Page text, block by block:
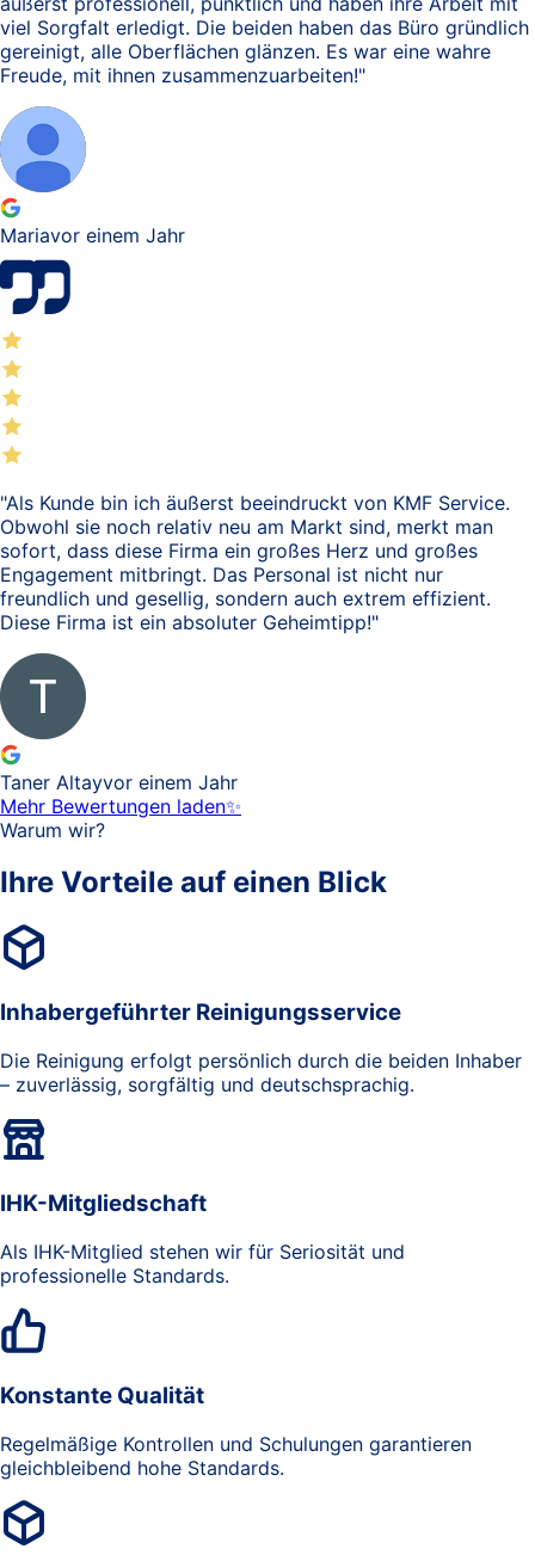
viel Sorgfalt erledigt. Die beiden haben das Büro gründlich
gereinigt, alle Oberflächen glänzen. Es war eine wahre
Freude, mit ihnen zusammenzuarbeiten!"
Mariavor einem Jahr
"Als Kunde bin ich äußerst beeindruckt von KMF Service.
Obwohl sie noch relativ neu am Markt sind, merkt man
sofort, dass diese Firma ein großes Herz und großes
Engagement mitbringt. Das Personal ist nicht nur
freundlich und gesellig, sondern auch extrem effizient.
Diese Firma ist ein absoluter Geheimtipp!"
Taner Altayvor einem Jahr
Mehr Bewertungen laden✨
Warum wir?
Ihre Vorteile auf einen Blick
Inhabergeführter Reinigungsservice
Die Reinigung erfolgt persönlich durch die beiden Inhaber
– zuverlässig, sorgfältig und deutschsprachig.
IHK-Mitgliedschaft
Als IHK-Mitglied stehen wir für Seriosität und
professionelle Standards.
Konstante Qualität
Regelmäßige Kontrollen und Schulungen garantieren
gleichbleibend hohe Standards.